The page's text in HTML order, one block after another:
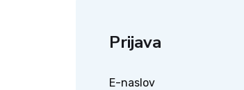
Prijava
E-naslov